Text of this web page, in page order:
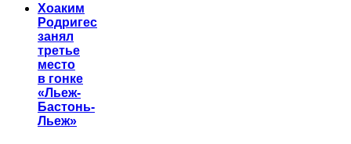
Хоаким
Родригес
занял
третье
место
в гонке
«Льеж-
Бастонь-
Льеж»